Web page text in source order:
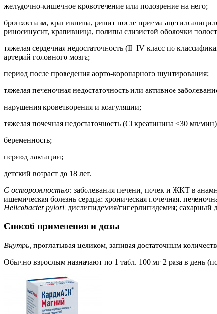
желудочно-кишечное кровотечение или подозрение на него;
бронхоспазм, крапивница, ринит после приема
риносинусит, крапивница, полипы слизистой оболочки
тяжелая сердечная недостаточность (II–IV класс по
артерий головного мозга;
период после проведения аорто-коронарного шунтирования;
тяжелая печеночная недостаточность или активное
нарушения кроветворения и коагуляции;
тяжелая почечная недостаточность (Cl креатинина <30 мл/
беременность;
период лактации;
детский возраст до 18 лет.
С осторожностью: заболевания печени, почек и ЖКТ в
ишемическая болезнь сердца; хроническая почечная,
Helicobacter pylori; дислипидемия/гиперлипидемия; сахарный
Способ применения и дозы
Внутрь, проглатывая целиком, запивая достаточным
Обычно взрослым назначают по 1 табл. 100 мг 2 раза в день